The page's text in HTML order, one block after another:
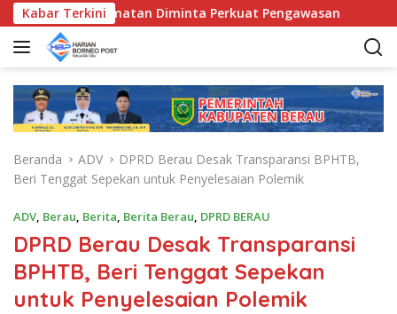
a
Kabar Terkini
Kecamatan Diminta Perkuat Pengawasan
Beranda ADV
DPRD Berau Desak Transparansi BPHTB,
Beri Tenggat Sepekan untuk Penyelesaian Polemik
ADV, Berau, Berita, Berita Berau, DPRD BERAU
DPRD Berau Desak Transparansi
BPHTB, Beri Tenggat Sepekan
untuk Penyelesaian Polemik